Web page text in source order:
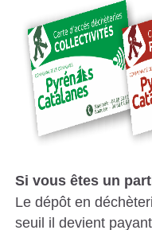
A
N
Si vous êtes un
Le dépôt en
seuil il devient